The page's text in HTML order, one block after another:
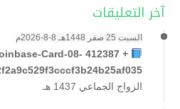
آخر التعليقات
السبت 25 صفر 1448هـ 8-8-2026م
Coinbase-Card-08-
الزواج الجماعي 1437 هـ